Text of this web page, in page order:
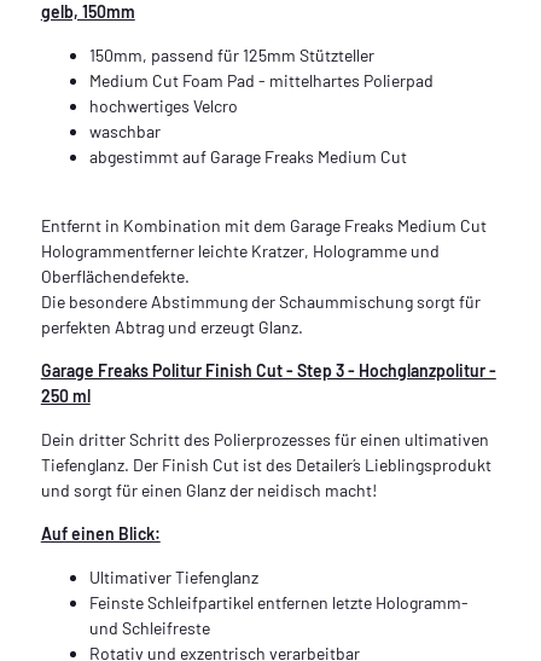
gelb, 150mm
150mm, passend für 125mm Stützteller
Medium Cut Foam Pad - mittelhartes Polierpad
hochwertiges Velcro
waschbar
abgestimmt auf Garage Freaks Medium Cut
Entfernt in Kombination mit dem Garage Freaks Medium Cut
Hologrammentferner leichte Kratzer, Hologramme und
Oberflächendefekte.
Die besondere Abstimmung der Schaummischung sorgt für
perfekten Abtrag und erzeugt Glanz.
Garage Freaks Politur Finish Cut - Step 3 - Hochglanzpolitur -
250 ml
Dein dritter Schritt des Polierprozesses für einen ultimativen
Tiefenglanz. Der Finish Cut ist des Detailer´s Lieblingsprodukt
und sorgt für einen Glanz der neidisch macht!
Auf einen Blick:
Ultimativer Tiefenglanz
Feinste Schleifpartikel entfernen letzte Hologramm-
und Schleifreste
Rotativ und exzentrisch verarbeitbar